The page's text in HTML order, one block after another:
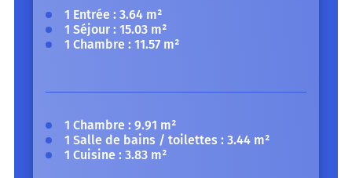
1 Entrée : 3.64 m²
1 Séjour : 15.03 m²
1 Chambre : 11.57 m²
1 Chambre : 9.91 m²
1 Salle de bains / toilettes : 3.44 m²
1 Cuisine : 3.83 m²